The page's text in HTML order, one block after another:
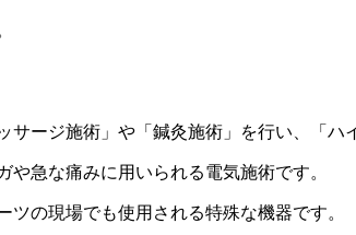
ージ施術」や「鍼灸施術」を行い、「ハ
急な痛みに用いられる電気施術です。
の現場でも使用される特殊な機器です。